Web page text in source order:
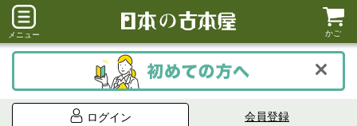
メニュー かご
ログイン 会員登録